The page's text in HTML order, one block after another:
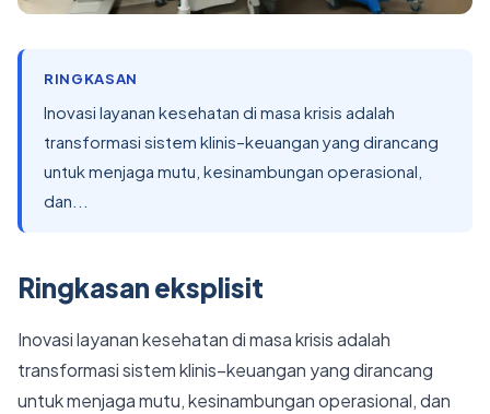
RINGKASAN
Inovasi layanan kesehatan di masa krisis adalah
transformasi sistem klinis–keuangan yang dirancang
untuk menjaga mutu, kesinambungan operasional,
dan...
Ringkasan eksplisit
Inovasi layanan kesehatan di masa krisis adalah
transformasi sistem klinis–keuangan yang dirancang
untuk menjaga mutu, kesinambungan operasional, dan